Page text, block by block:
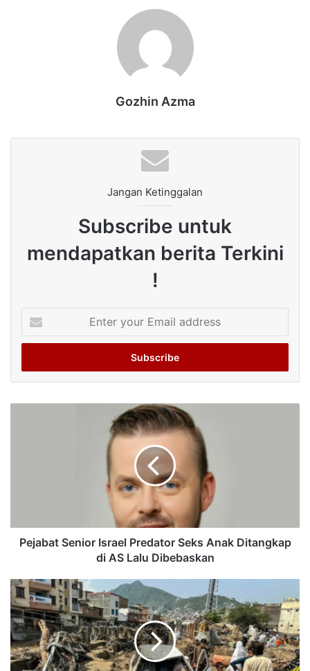
Gozhin Azma
Jangan Ketinggalan
Subscribe untuk
mendapatkan berita Terkini
!
your
Email
Pejabat Senior Israel Predator Seks Anak Ditangkap
di AS Lalu Dibebaskan